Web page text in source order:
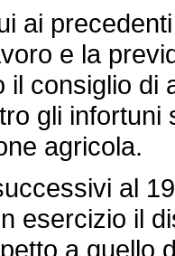
e la
il consiglio di
gli
agricola.
al
esercizio il
a quello